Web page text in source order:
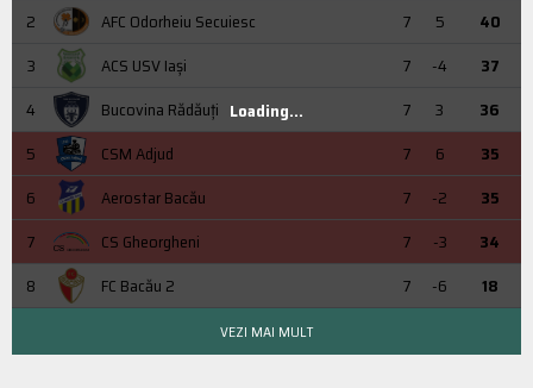
2
AFC Odorheiu Secuiesc 7 5
40
3
ACS USV Iaşi 7 -4
37
4
Bucovina Rădăuți 7 3
36
5
CSM Adjud 7 6
35
6
Aerostar Bacău 7 -2
35
7
CS Gheorgheni 7 -3
34
8
FC Bacău 2 7 -6 18
Loading...
VEZI MAI MULT